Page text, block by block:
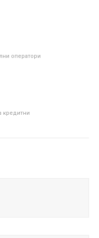
оператори
кредитни